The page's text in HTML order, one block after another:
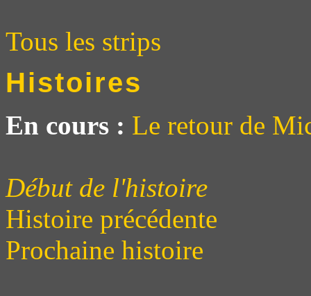
Tous les strips
Histoires
En cours : Le retour de
Début de l'histoire
Histoire précédente
Prochaine histoire